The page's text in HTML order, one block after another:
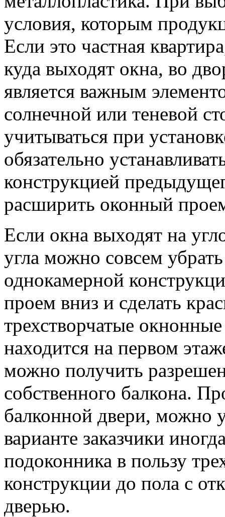
условия, которым
Если это частная
куда выходят окна, во
является важным
солнечной или теневой
учитываться при
обязательно
конструкцией
расширить оконный
Если окна выходят на
угла можно совсем
однокамерной
проем вниз и сделать
трехстворчатые
находится на первом
можно получить
собственного балкона.
балконной двери, можно
варианте заказчики
подоконника в пользу
конструкции до пола с
дверью.